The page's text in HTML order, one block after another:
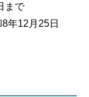
まで
年12月25日